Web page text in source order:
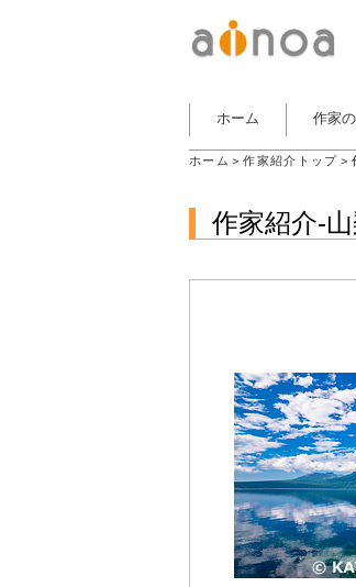
ホーム 作家
ホーム ＞作家紹介トップ
作家紹介-